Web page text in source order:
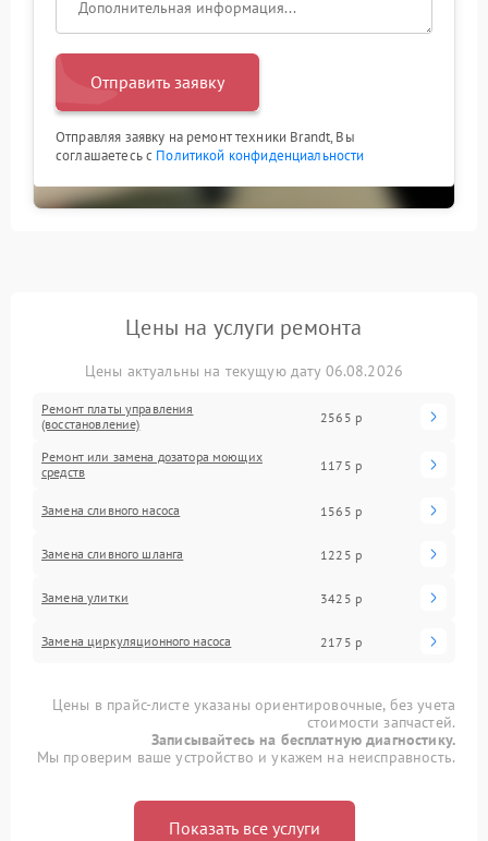
Отправить заявку
Отправляя заявку на ремонт техники Brandt, Вы
соглашаетесь с Политикой конфиденциальности
Цены на услуги ремонта
Цены актуальны на текущую дату 06.08.2026
Ремонт платы управления
(восстановление)
2565 р
Ремонт или замена дозатора моющих
средств
1175 р
Замена сливного насоса 1565 р
Замена сливного шланга 1225 р
Замена улитки 3425 р
Замена циркуляционного насоса 2175 р
Цены в прайс-листе указаны ориентировочные, без учета
стоимости запчастей.
Записывайтесь на бесплатную диагностику.
Мы проверим ваше устройство и укажем на неисправность.
Показать все услуги